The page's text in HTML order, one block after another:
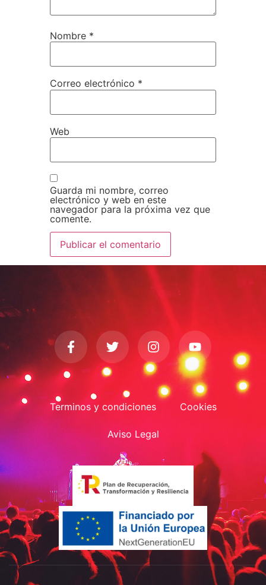
Nombre *
Correo electrónico *
Web
Guarda mi nombre, correo
electrónico y web en este
navegador para la próxima vez que
comente.
Terminos y condiciones Cookies
Aviso Legal